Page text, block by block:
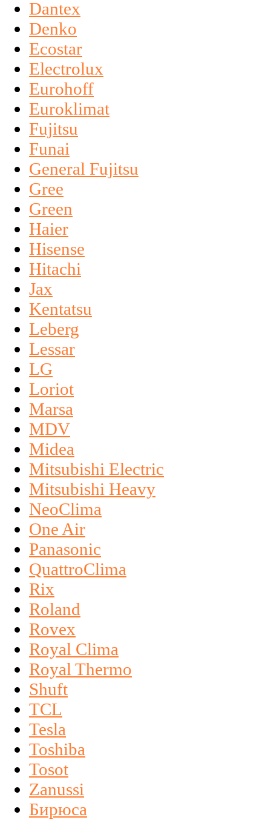
Dantex
Denko
Ecostar
Electrolux
Eurohoff
Euroklimat
Fujitsu
Funai
General Fujitsu
Gree
Green
Haier
Hisense
Hitachi
Jax
Kentatsu
Leberg
Lessar
LG
Loriot
Marsa
MDV
Midea
Mitsubishi Electric
Mitsubishi Heavy
NeoClima
One Air
Panasonic
QuattroClima
Rix
Roland
Rovex
Royal Clima
Royal Thermo
Shuft
TCL
Tesla
Toshiba
Tosot
Zanussi
Бирюса